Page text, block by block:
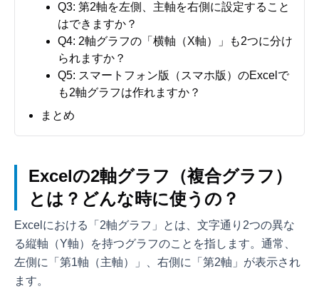
Q3: 第2軸を左側、主軸を右側に設定すること
はできますか？
Q4: 2軸グラフの「横軸（X軸）」も2つに分け
られますか？
Q5: スマートフォン版（スマホ版）のExcelで
も2軸グラフは作れますか？
まとめ
Excelの2軸グラフ（複合グラフ）
とは？どんな時に使うの？
Excelにおける「2軸グラフ」とは、文字通り2つの異な
る縦軸（Y軸）を持つグラフのことを指します。通常、
左側に「第1軸（主軸）」、右側に「第2軸」が表示され
ます。